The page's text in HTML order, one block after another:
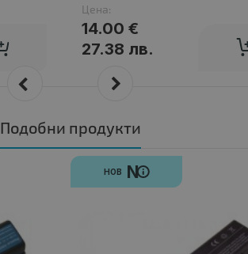
Цена:
14.00 €
27.38 лв.
Подобни продукти
НОВ N